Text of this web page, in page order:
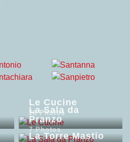
Le Cucine
28 Photos
La Sala da
Pranzo
7 Photos
La Torre Mastio